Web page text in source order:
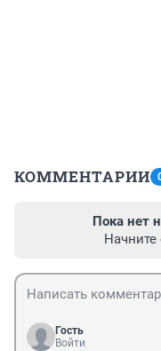
КОММЕНТАРИИ
Пока нет
Гость
Войти